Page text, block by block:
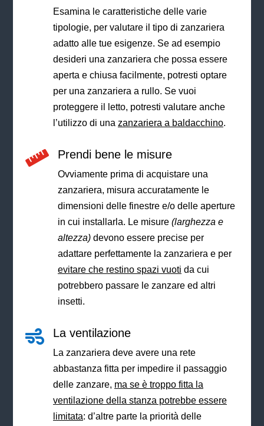
Esamina le caratteristiche delle varie
tipologie, per valutare il tipo di zanzariera
adatto alle tue esigenze. Se ad esempio
desideri una zanzariera che possa essere
aperta e chiusa facilmente, potresti optare
per una zanzariera a rullo. Se vuoi
proteggere il letto, potresti valutare anche
l’utilizzo di una zanzariera a baldacchino.
 Prendi bene le misure
Ovviamente prima di acquistare una
zanzariera, misura accuratamente le
dimensioni delle finestre e/o delle aperture
in cui installarla. Le misure (larghezza e
altezza)devono essere precise per
adattare perfettamente la zanzariera e per
evitare che restino spazi vuoti da cui
potrebbero passare le zanzare ed altri
insetti.
 La ventilazione
La zanzariera deve avere una rete
abbastanza fitta per impedire il passaggio
delle zanzare, ma se è troppo fitta la
ventilazione della stanza potrebbe essere
limitata: d’altre parte la priorità delle